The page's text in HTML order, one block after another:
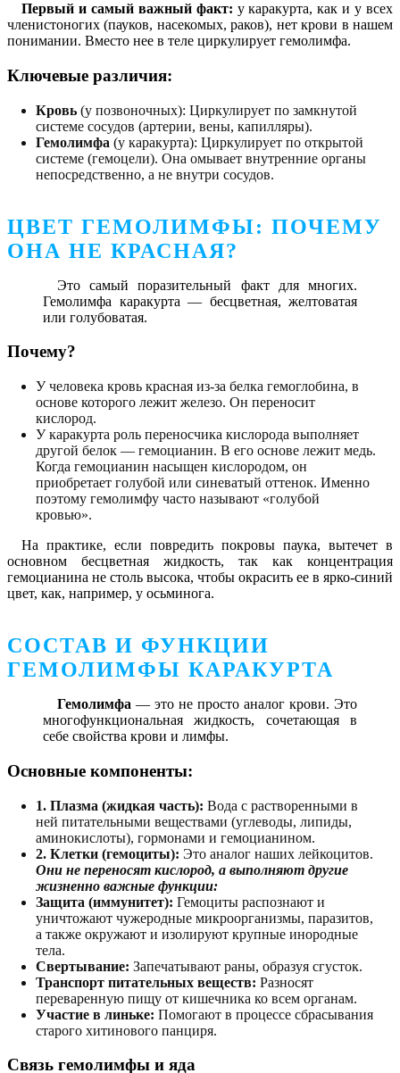
Первый и самый важный факт: у каракурта, как и у всех
членистоногих (пауков, насекомых, раков), нет крови в нашем
понимании. Вместо нее в теле циркулирует гемолимфа.
Ключевые различия:
Кровь (у позвоночных): Циркулирует по замкнутой
системе сосудов (артерии, вены, капилляры).
Гемолимфа (у каракурта): Циркулирует по открытой
системе (гемоцели). Она омывает внутренние органы
непосредственно, а не внутри сосудов.
ЦВЕТ ГЕМОЛИМФЫ: ПОЧЕМУ
ОНА НЕ КРАСНАЯ?
Это самый поразительный факт для многих.
Гемолимфа каракурта — бесцветная, желтоватая
или голубоватая.
Почему?
У человека кровь красная из-за белка гемоглобина, в
основе которого лежит железо. Он переносит
кислород.
У каракурта роль переносчика кислорода выполняет
другой белок — гемоцианин. В его основе лежит медь.
Когда гемоцианин насыщен кислородом, он
приобретает голубой или синеватый оттенок. Именно
поэтому гемолимфу часто называют «голубой
кровью».
На практике, если повредить покровы паука, вытечет в
основном бесцветная жидкость, так как концентрация
гемоцианина не столь высока, чтобы окрасить ее в ярко-синий
цвет, как, например, у осьминога.
СОСТАВ И ФУНКЦИИ
ГЕМОЛИМФЫ КАРАКУРТА
Гемолимфа — это не просто аналог крови. Это
многофункциональная жидкость, сочетающая в
себе свойства крови и лимфы.
Основные компоненты:
1. Плазма (жидкая часть): Вода с растворенными в
ней питательными веществами (углеводы, липиды,
аминокислоты), гормонами и гемоцианином.
2. Клетки (гемоциты): Это аналог наших лейкоцитов.
Они не переносят кислород, а выполняют другие
жизненно важные функции:
Защита (иммунитет): Гемоциты распознают и
уничтожают чужеродные микроорганизмы, паразитов,
а также окружают и изолируют крупные инородные
тела.
Свертывание: Запечатывают раны, образуя сгусток.
Транспорт питательных веществ: Разносят
переваренную пищу от кишечника ко всем органам.
Участие в линьке: Помогают в процессе сбрасывания
старого хитинового панциря.
Связь гемолимфы и яда